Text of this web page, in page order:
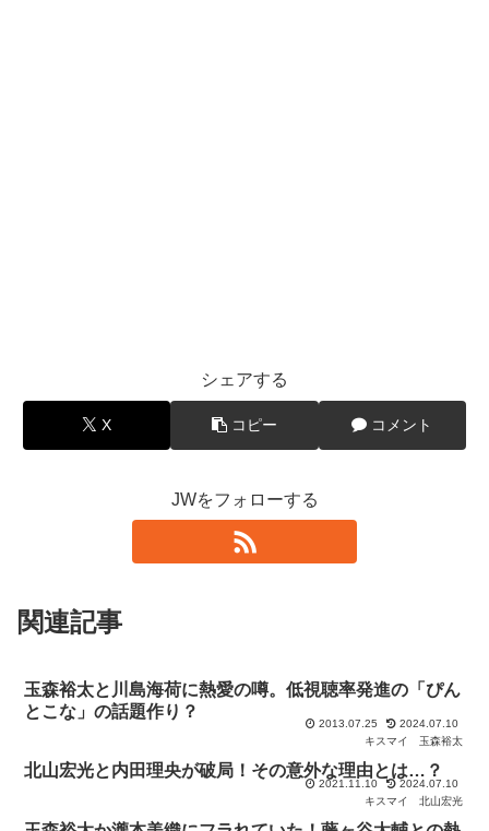
シェアする
X コピー コメント
JWをフォローする
関連記事
玉森裕太と川島海荷に熱愛の噂。低視聴率発進の「ぴん
とこな」の話題作り？
2013.07.25
2024.07.10
キスマイ
玉森裕太
北山宏光と内田理央が破局！その意外な理由とは…？
2021.11.10
2024.07.10
キスマイ
北山宏光